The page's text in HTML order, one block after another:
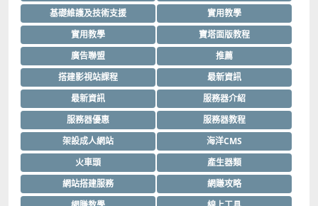
基礎維護及技術支援
實用教學
實用教學
寶塔面版教程
廣告聯盟
推薦
搭建影視站課程
最新資訊
最新資訊
服務器介紹
服務器優惠
服務器教程
架設成人網站
海洋CMS
火車頭
產生器類
網站搭建服務
網賺攻略